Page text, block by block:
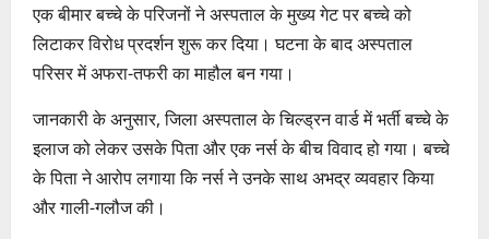
एक बीमार बच्चे के परिजनों ने अस्पताल के मुख्य गेट पर बच्चे को
लिटाकर विरोध प्रदर्शन शुरू कर दिया। घटना के बाद अस्पताल
परिसर में अफरा-तफरी का माहौल बन गया।
जानकारी के अनुसार, जिला अस्पताल के चिल्ड्रन वार्ड में भर्ती बच्चे के
इलाज को लेकर उसके पिता और एक नर्स के बीच विवाद हो गया। बच्चे
के पिता ने आरोप लगाया कि नर्स ने उनके साथ अभद्र व्यवहार किया
और गाली-गलौज की।